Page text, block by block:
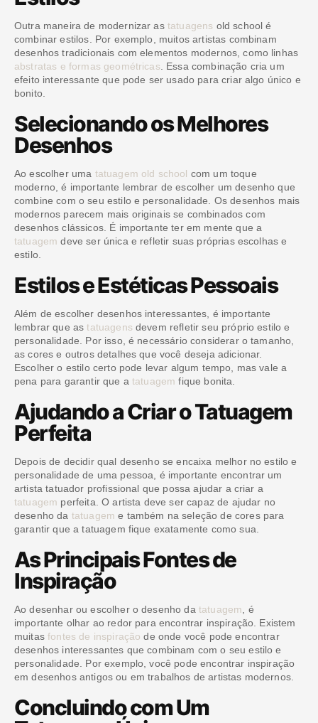
Outra maneira de modernizar as tatuagens old school é
combinar estilos. Por exemplo, muitos artistas combinam
desenhos tradicionais com elementos modernos, como linhas
abstratas e formas geométricas . Essa combinação cria um
efeito interessante que pode ser usado para criar algo único e
bonito.
Selecionando os Melhores
Desenhos
Ao escolher uma tatuagem old school com um toque
moderno, é importante lembrar de escolher um desenho que
combine com o seu estilo e personalidade. Os desenhos mais
modernos parecem mais originais se combinados com
desenhos clássicos. É importante ter em mente que a
tatuagem deve ser única e refletir suas próprias escolhas e
estilo.
Estilos e Estéticas Pessoais
Além de escolher desenhos interessantes, é importante
lembrar que astatuagens devem refletir seu próprio estilo e
personalidade. Por isso, é necessário considerar o tamanho,
as cores e outros detalhes que você deseja adicionar.
Escolher o estilo certo pode levar algum tempo, mas vale a
pena para garantir que atatuagem fique bonita.
Ajudando a Criar o Tatuagem
Perfeita
Depois de decidir qual desenho se encaixa melhor no estilo e
personalidade de uma pessoa, é importante encontrar um
artista tatuador profissional que possa ajudar a criar a
tatuagem perfeita. O artista deve ser capaz de ajudar no
desenho da tatuagem e também na seleção de cores para
garantir que a tatuagem fique exatamente como sua.
As Principais Fontes de
Inspiração
Ao desenhar ou escolher o desenho da tatuagem , é
importante olhar ao redor para encontrar inspiração. Existem
muitasfontes de inspiração de onde você pode encontrar
desenhos interessantes que combinam com o seu estilo e
personalidade. Por exemplo, você pode encontrar inspiração
em desenhos antigos ou em trabalhos de artistas modernos.
Concluindo com Um